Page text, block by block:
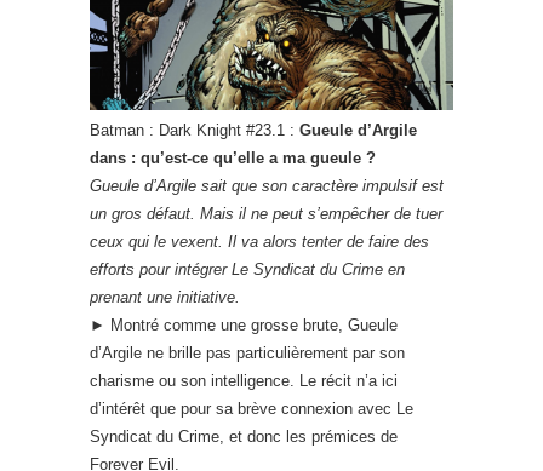
Batman : Dark Knight #23.1 : Gueule d’Argile
dans : qu’est-ce qu’elle a ma gueule ?
Gueule d’Argile sait que son caractère impulsif est
un gros défaut. Mais il ne peut s’empêcher de tuer
ceux qui le vexent. Il va alors tenter de faire des
efforts pour intégrer Le Syndicat du Crime en
prenant une initiative.
► Montré comme une grosse brute, Gueule
d’Argile ne brille pas particulièrement par son
charisme ou son intelligence. Le récit n’a ici
d’intérêt que pour sa brève connexion avec Le
Syndicat du Crime, et donc les prémices de
Forever Evil.